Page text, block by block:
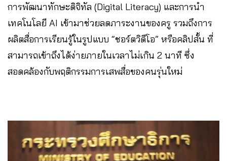
การพัฒนาทักษะดิจิทัล (Digital Literacy) และการนำ
เทคโนโลยี AI เข้ามาช่วยลดภาระงานของครู รวมถึงการ
ผลิตสื่อการเรียนรู้ในรูปแบบ “ชอร์ตวิดีโอ” หรือคลิปสั้น ที่
สามารถเข้าถึงได้ง่ายภายในเวลาไม่เกิน 2 นาที ซึ่ง
สอดคล้องกับพฤติกรรมการเสพสื่อของคนรุ่นใหม่